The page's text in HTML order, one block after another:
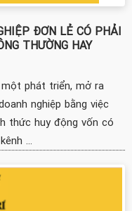
ĐƠN LẺ CÓ PHẢI
THƯỜNG HAY
phát triển, mở ra
nghiệp bằng việc
thức huy động vốn có
...